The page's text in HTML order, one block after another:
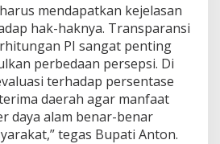
mendapatkan kejelasan
hak-haknya. Transparansi
PI sangat penting
perbedaan persepsi. Di
terhadap persentase
daerah agar manfaat
daya alam benar-benar
tegas Bupati Anton.